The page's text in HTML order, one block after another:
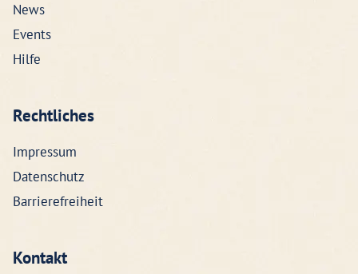
News
Events
Hilfe
Rechtliches
Impressum
Datenschutz
Barrierefreiheit
Kontakt